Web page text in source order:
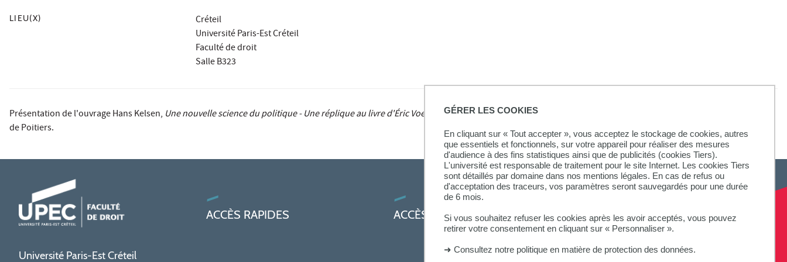
GÉRER LES COOKIES
En cliquant sur « Tout accepter », vous acceptez le stockage de cookies, autres
que essentiels et fonctionnels, sur votre appareil pour réaliser des mesures
d'audience à des fins statistiques ainsi que de publicités (cookies Tiers).
L'université est responsable de traitement pour le site Internet. Les cookies Tiers
sont détaillés par domaine dans nos mentions légales. En cas de refus ou
d'acceptation des traceurs, vos paramètres seront sauvegardés pour une durée
de 6 mois.
Si vous souhaitez refuser les cookies après les avoir acceptés, vous pouvez
retirer votre consentement en cliquant sur « Personnaliser ».
➜ Consultez notre politique en matière de protection des données.
LIEU(X)
Créteil
Université Paris-Est Créteil
Faculté de droit
Salle B323
Présentation de l'ouvrage Hans Kelsen, Une nouvelle science du politique - Une réplique au livre d'Éric Voegelin(Kimé, 2021), par Monsieur François Lecoutre, Maître de conférences à l'Université
de Poitiers.
Université Paris-Est Créteil
ACCÈS RAPIDES ACCÈS PRATIQUES SUIVEZ-NOUS